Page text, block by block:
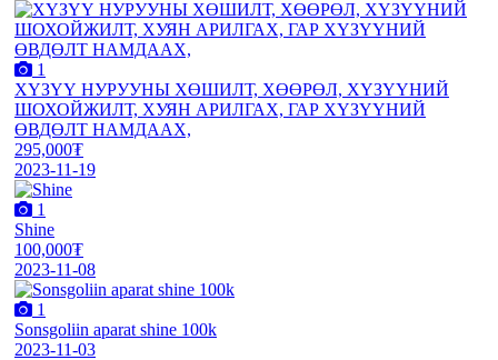
1
ХҮЗҮҮ НУРУУНЫ ХӨШИЛТ, ХӨӨРӨЛ, ХҮЗҮҮНИЙ
ШОХОЙЖИЛТ, ХУЯН АРИЛГАХ, ГАР ХҮЗҮҮНИЙ
ӨВДӨЛТ НАМДААХ,
295,000₮
2023-11-19
1
Shine
100,000₮
2023-11-08
1
Sonsgoliin aparat shine 100k
2023-11-03